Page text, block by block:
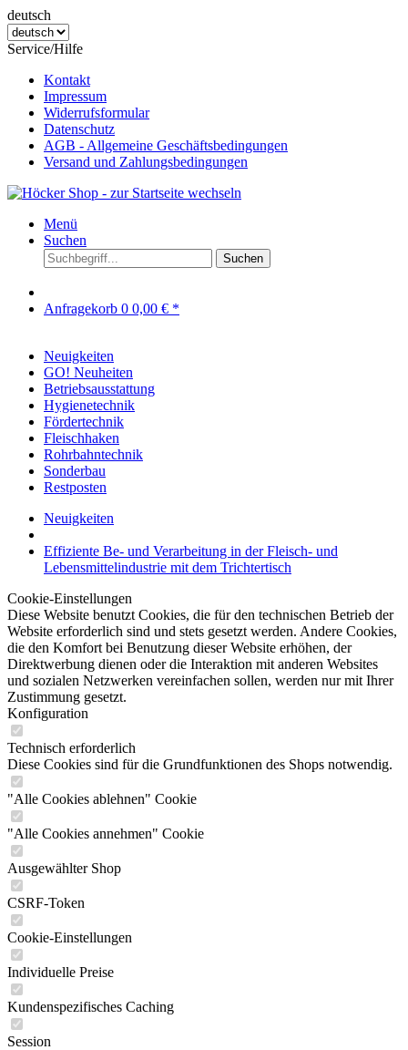
deutsch
Service/Hilfe
Kontakt
Impressum
Widerrufsformular
Datenschutz
AGB - Allgemeine Geschäftsbedingungen
Versand und Zahlungsbedingungen
Menü
Suchen
Suchen
Anfragekorb 0 0,00 € *
Neuigkeiten
GO! Neuheiten
Betriebsausstattung
Hygienetechnik
Fördertechnik
Fleischhaken
Rohrbahntechnik
Sonderbau
Restposten
Neuigkeiten
Effiziente Be- und Verarbeitung in der Fleisch- und
Lebensmittelindustrie mit dem Trichtertisch
Cookie-Einstellungen
Diese Website benutzt Cookies, die für den technischen Betrieb der
Website erforderlich sind und stets gesetzt werden. Andere Cookies,
die den Komfort bei Benutzung dieser Website erhöhen, der
Direktwerbung dienen oder die Interaktion mit anderen Websites
und sozialen Netzwerken vereinfachen sollen, werden nur mit Ihrer
Zustimmung gesetzt.
Konfiguration
Technisch erforderlich
Diese Cookies sind für die Grundfunktionen des Shops notwendig.
"Alle Cookies ablehnen" Cookie
"Alle Cookies annehmen" Cookie
Ausgewählter Shop
CSRF-Token
Cookie-Einstellungen
Individuelle Preise
Kundenspezifisches Caching
Session